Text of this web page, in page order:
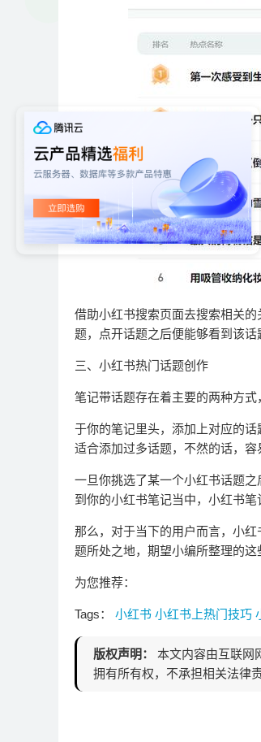
借助小红书搜索页面去搜索相关的
题，点开话题之后便能够看到该
三、小红书热门话题创作
笔记带话题存在着主要的两种方式
于你的笔记里头，添加上对应的
适合添加过多话题，不然的话，容
一旦你挑选了某一个小红书话题
到你的小红书笔记当中，小红书
那么，对于当下的用户而言，小
题所处之地，期望小编所整理的这
为您推荐：
Tags： 小红书 小红书上热门技巧
版权声明：
本文内容由互联网
拥有所有权，不承担相关法律责